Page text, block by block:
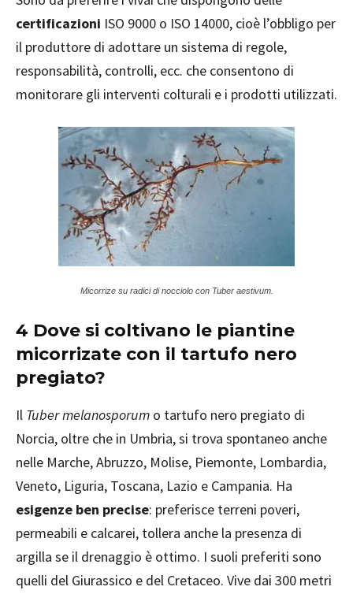
certificazioni ISO 9000 o ISO 14000, cioè l’obbligo per
il produttore di adottare un sistema di regole,
responsabilità, controlli, ecc. che consentono di
monitorare gli interventi colturali e i prodotti utilizzati.
Micorrize su radici di nocciolo con Tuber aestivum.
4 Dove si coltivano le piantine
micorrizate con il tartufo nero
pregiato?
Il Tuber melanosporum o tartufo nero pregiato di
Norcia, oltre che in Umbria, si trova spontaneo anche
nelle Marche, Abruzzo, Molise, Piemonte, Lombardia,
Veneto, Liguria, Toscana, Lazio e Campania. Ha
esigenze ben precise: preferisce terreni poveri,
permeabili e calcarei, tollera anche la presenza di
argilla se il drenaggio è ottimo. I suoli preferiti sono
quelli del Giurassico e del Cretaceo. Vive dai 300 metri